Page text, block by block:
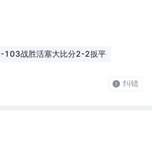
103战胜活塞大比分2-2扳平
纠错